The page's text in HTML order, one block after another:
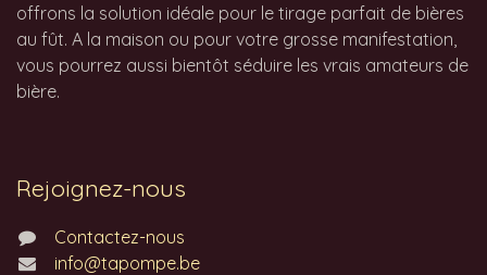
offrons la solution idéale pour le tirage parfait de bières
au fût. A la maison ou pour votre grosse manifestation,
vous pourrez aussi bientôt séduire les vrais amateurs de
bière.
Rejoignez-nous
Contactez-nous
info@tapompe.be